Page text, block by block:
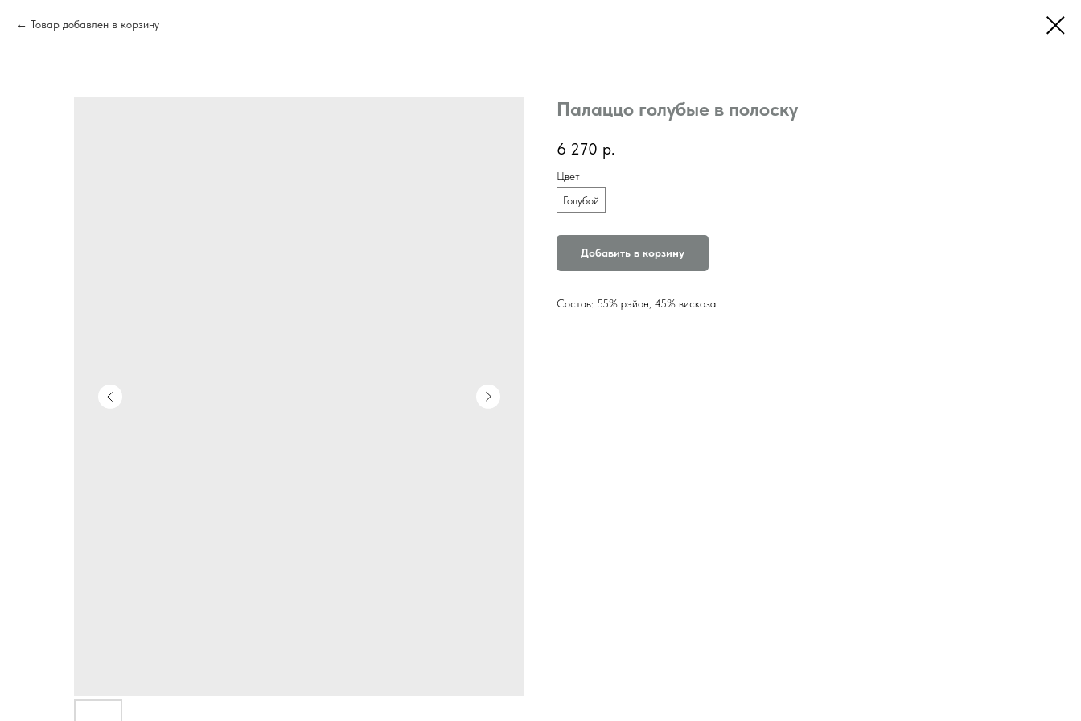
Товар добавлен в корзину
Палаццо голубые в полоску
6 270 р.
Цвет
Голубой
Добавить в корзину
Состав: 55% рэйон, 45% вискоза